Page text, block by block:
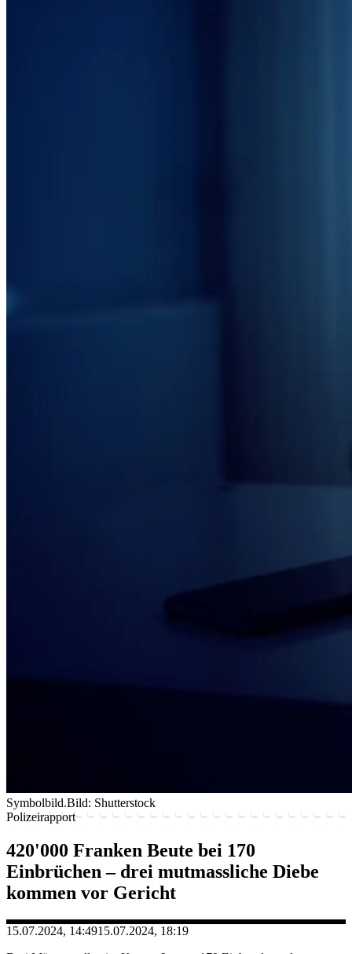
Symbolbild.Bild: Shutterstock
Polizeirapport
420'000 Franken Beute bei 170
Einbrüchen – drei mutmassliche Diebe
kommen vor Gericht
15.07.2024, 14:4915.07.2024, 18:19